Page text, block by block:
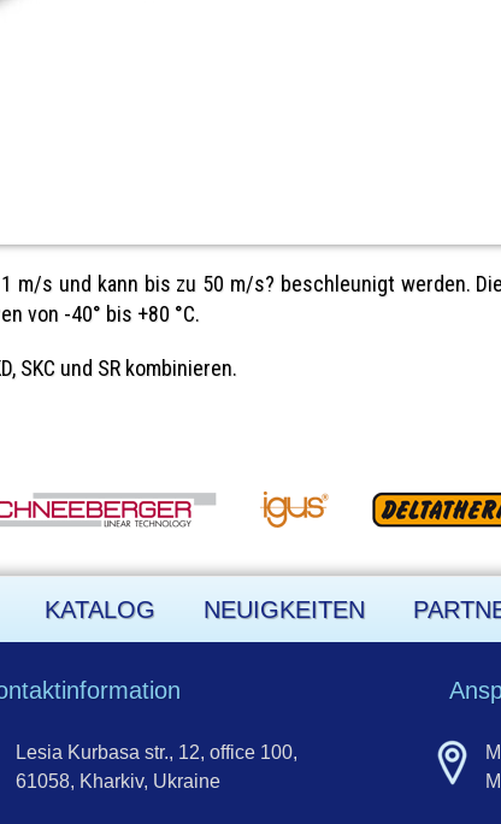
m/s und kann bis zu 50 m/s? beschleunigt werden.
von -40° bis +80 °C.
SKC und SR kombinieren.
KATALOG NEUIGKEITEN
Lesia Kurbasa str., 12, office 100,
61058, Kharkiv, Ukraine